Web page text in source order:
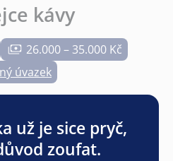
kávy
26.000 – 35.000 Kč
úvazek
už je sice pryč,
zoufat.